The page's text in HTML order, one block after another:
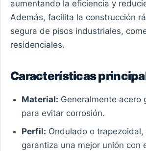
aumentando la eficiencia y
Además, facilita la construcción
segura de pisos industriales,
residenciales.
Características
Material: Generalmente acero
para evitar corrosión.
Perfil: Ondulado o trapezoidal,
garantiza una mejor unión con